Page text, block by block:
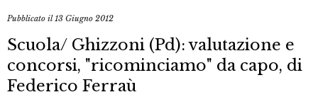
Pubblicato il13 Giugno 2012
Scuola/ Ghizzoni (Pd): valutazione e
concorsi, "ricominciamo" da capo, di
Federico Ferraù